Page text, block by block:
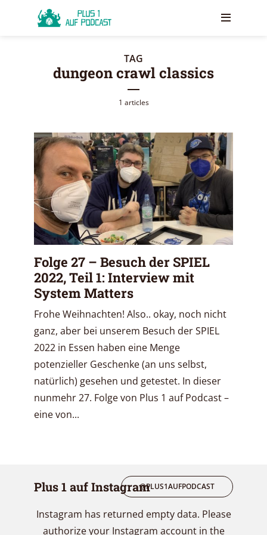
TAG
dungeon crawl classics
1 articles
Folge 27 – Besuch der SPIEL
2022, Teil 1: Interview mit
System Matters
Frohe Weihnachten! Also.. okay, noch nicht
ganz, aber bei unserem Besuch der SPIEL
2022 in Essen haben eine Menge
potenzieller Geschenke (an uns selbst,
natürlich) gesehen und getestet. In dieser
nunmehr 27. Folge von Plus 1 auf Podcast –
eine von...
Plus 1 auf Instagram@PLUS1AUFPODCAST
Instagram has returned empty data. Please
authorize your Instagram account in the